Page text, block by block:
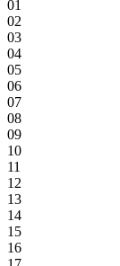
01
02
03
04
05
06
07
08
09
10
11
12
13
14
15
16